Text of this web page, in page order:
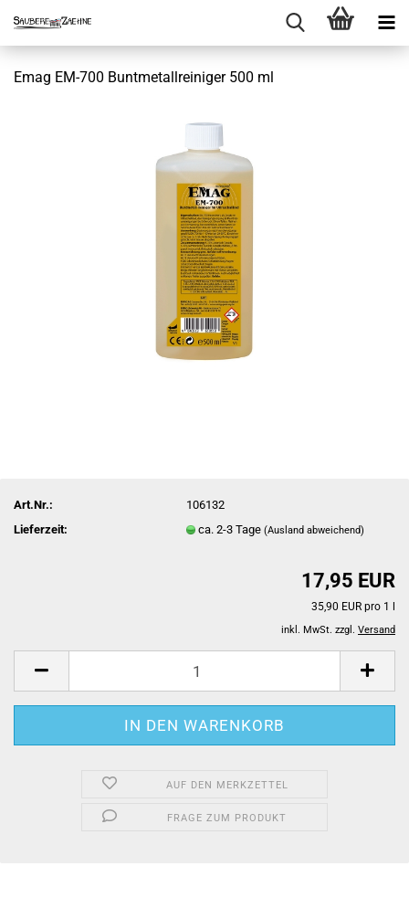
Emag EM-700 Buntmetallreiniger 500 ml
Art.Nr.:
106132
Lieferzeit:
ca. 2-3 Tage(Ausland abweichend)
17,95 EUR
35,90 EUR pro 1 l
inkl. MwSt. zzgl. Versand
AUF DEN MERKZETTEL
FRAGE ZUM PRODUKT